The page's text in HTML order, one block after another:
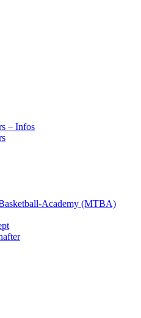
– Infos
Academy (MTBA)